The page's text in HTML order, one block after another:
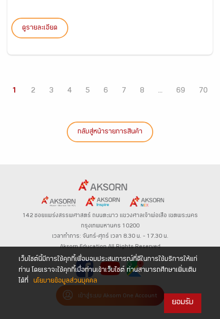
ดูรายละเอียด
1 2 3 4 5 6 7 8 ... 69 70
กลับสู่หน้ารายการสินค้า
142 ซอยแพร่งสรรพศาสตร์ ถนนตะนาว แขวงศาลเจ้าพ่อเสือ เขตพระนคร
กรุงเทพมหานคร 10200
เวลาทำการ: จันทร์-ศุกร์ เวลา 8.30 น. – 17.30 น.
Aksorn Education All Rights Reserved
เข้าสู่ระบบ Aksorn One Account
เว็บไซต์นี้มีการใช้คุกกี้เพื่อมอบประสบการณ์ที่ดีในการใช้บริการให้แก่
ท่าน โดยเราจะใช้คุกกี้เมื่อท่านเข้าเว็บไซต์ ท่านสามารถศึกษาเพิ่มเติม
ได้ที่
นโยบายข้อมูลส่วนบุคคล
ยอมรับ